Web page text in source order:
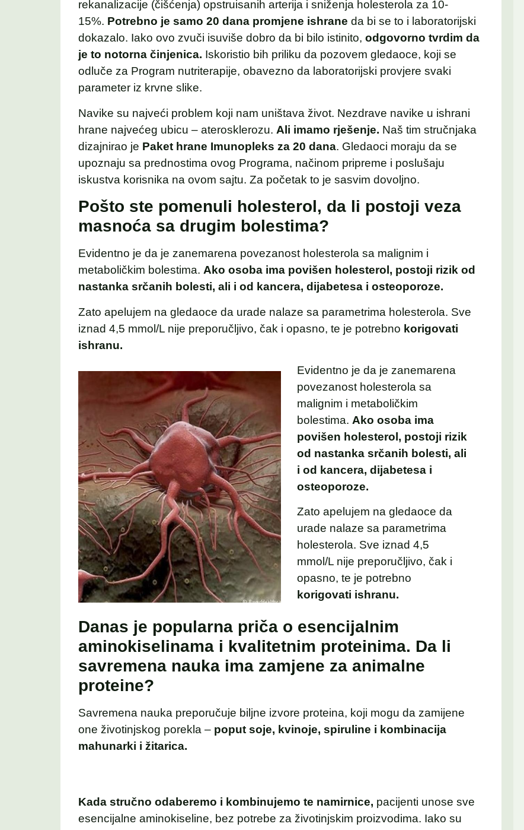
rekanalizacije (čišćenja) opstruisanih arterija i sniženja holesterola za 10-
15%. Potrebno je samo 20 dana promjene ishrane da bi se to i laboratorijski
dokazalo. Iako ovo zvuči isuviše dobro da bi bilo istinito, odgovorno tvrdim da
je to notorna činjenica. Iskoristio bih priliku da pozovem gledaoce, koji se
odluče za Program nutriterapije, obavezno da laboratorijski provjere svaki
parameter iz krvne slike.
Navike su najveći problem koji nam uništava život. Nezdrave navike u ishrani
hrane najvećeg ubicu – aterosklerozu. Ali imamo rješenje. Naš tim stručnjaka
dizajnirao je Paket hrane Imunopleks za 20 dana. Gledaoci moraju da se
upoznaju sa prednostima ovog Programa, načinom pripreme i poslušaju
iskustva korisnika na ovom sajtu. Za početak to je sasvim dovoljno.
Pošto ste pomenuli holesterol, da li postoji veza
masnoća sa drugim bolestima?
Evidentno je da je zanemarena povezanost holesterola sa malignim i
metaboličkim bolestima. Ako osoba ima povišen holesterol, postoji rizik od
nastanka srčanih bolesti, ali i od kancera, dijabetesa i osteoporoze.
Zato apelujem na gledaoce da urade nalaze sa parametrima holesterola. Sve
iznad 4,5 mmol/L nije preporučljivo, čak i opasno, te je potrebno korigovati
ishranu.
Evidentno je da je zanemarena
povezanost holesterola sa
malignim i metaboličkim
bolestima. Ako osoba ima
povišen holesterol, postoji rizik
od nastanka srčanih bolesti, ali
i od kancera, dijabetesa i
osteoporoze.
Zato apelujem na gledaoce da
urade nalaze sa parametrima
holesterola. Sve iznad 4,5
mmol/L nije preporučljivo, čak i
opasno, te je potrebno
korigovati ishranu.
Danas je popularna priča o esencijalnim
aminokiselinama i kvalitetnim proteinima. Da li
savremena nauka ima zamjene za animalne
proteine?
Savremena nauka preporučuje biljne izvore proteina, koji mogu da zamijene
one životinjskog porekla – poput soje, kvinoje, spiruline i kombinacija
mahunarki i žitarica.
Kada stručno odaberemo i kombinujemo te namirnice, pacijenti unose sve
esencijalne aminokiseline, bez potrebe za životinjskim proizvodima. Iako su